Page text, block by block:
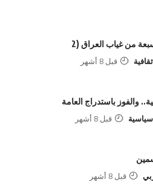
من غياب العراق (2
قبل 8 أشهر
والفوز باستدراج العامة
قبل 8 أشهر
قبل 8 أشهر